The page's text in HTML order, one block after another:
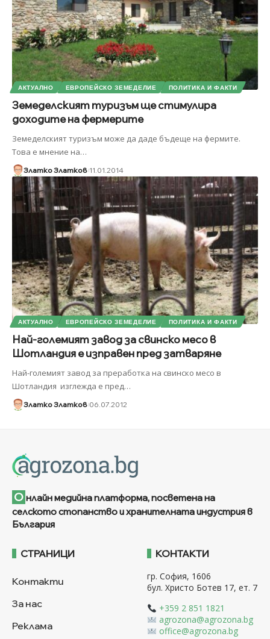
АКТУАЛНО ЕВРОПЕЙСКО ЗЕМЕДЕЛИЕ ПОЛИТИКА И ФАКТИ
Земеделският туризъм ще стимулира
доходите на фермерите
Земеделският туризъм може да даде бъдеще на фермите.
Това е мнение на…
Златко Златков 11.01.2014
АКТУАЛНО ЕВРОПЕЙСКО ЗЕМЕДЕЛИЕ ПОЛИТИКА И ФАКТИ
Най-големият завод за свинско месо в
Шотландия е изправен пред затваряне
Най-големият завод за преработка на свинско месо в
Шотландия изглежда е пред…
Златко Златков 06.07.2012
О нлайн медийна платформа, посветена на
селското стопанство и хранителната индустрия в
България
СТРАНИЦИ
Контакти
За нас
Реклама
КОНТАКТИ
гр. София, 1606
бул. Христо Ботев 17, ет. 7
+359 2 851 1821
agrozona@agrozona.bg
office@agrozona.bg